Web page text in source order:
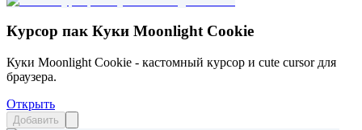
Курсор пак Куки Moonlight Cookie
Куки Moonlight Cookie - кастомный курсор и cute cursor для
браузера.
Открыть
Добавить